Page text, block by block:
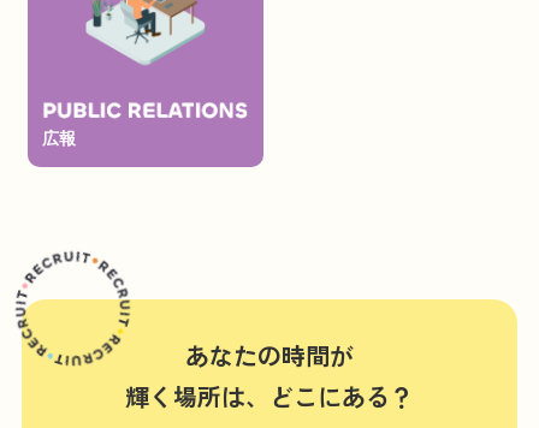
広報
あなたの時間が
輝く場所は、どこにある？